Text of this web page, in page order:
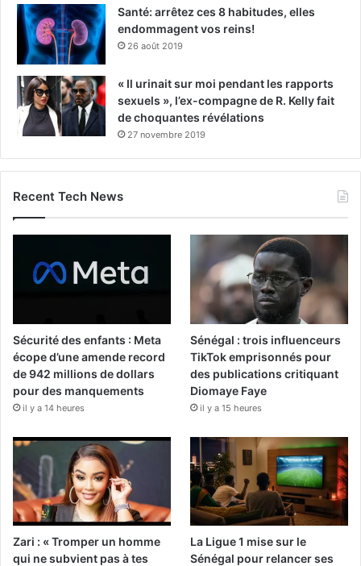
Santé: arrêtez ces 8 habitudes, elles
endommagent vos reins!
26 août 2019
« Il urinait sur moi pendant les rapports
sexuels », l’ex-compagne de R. Kelly fait
de choquantes révélations
27 novembre 2019
Recent Tech News
Sécurité des enfants : Meta
écope d’une amende record
de 942 millions de dollars
pour des manquements
il y a 14 heures
Sénégal : trois influenceurs
TikTok emprisonnés pour
des publications critiquant
Diomaye Faye
il y a 15 heures
Zari : « Tromper un homme
qui ne subvient pas à tes
La Ligue 1 mise sur le
Sénégal pour relancer ses